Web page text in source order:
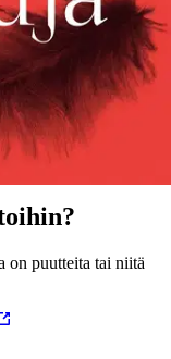
on puutteita tai niitä